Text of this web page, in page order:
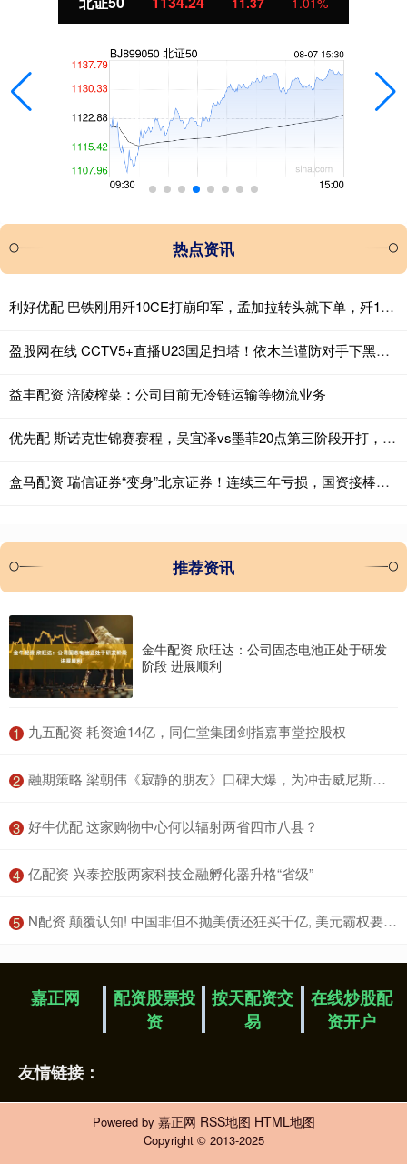
热点资讯
利好优配 巴铁刚用歼10CE打崩印军，孟加拉转头就下单，歼10CE成南亚新宠？
盈股网在线 CCTV5+直播U23国足扫塔！依木兰谨防对手下黑脚，向余望知耻后勇
益丰配资 涪陵榨菜：公司目前无冷链运输等物流业务
优先配 斯诺克世锦赛赛程，吴宜泽vs墨菲20点第三阶段开打，能否扩大优势
盒马配资 瑞信证券“变身”北京证券！连续三年亏损，国资接棒能否迎转折
推荐资讯
金牛配资 欣旺达：公司固态电池正处于研发
阶段 进展顺利
1 ​九五配资 耗资逾14亿，同仁堂集团剑指嘉事堂控股权
2 ​融期策略 梁朝伟《寂静的朋友》口碑大爆，为冲击威尼斯影帝，63岁全裸上阵
3 ​好牛优配 这家购物中心何以辐射两省四市八县？
4 ​亿配资 兴泰控股两家科技金融孵化器升格“省级”
5 ​N配资 颠覆认知! 中国非但不抛美债还狂买千亿, 美元霸权要凉是谎言?
嘉正网
配资股票投
资
按天配资交
易
在线炒股配
资开户
友情链接：
Powered by 嘉正网 RSS地图 HTML地图
Copyright © 2013-2025